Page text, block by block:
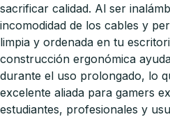
sacrificar calidad. Al ser
incomodidad de los cables y
limpia y ordenada en tu
construcción ergonómica
durante el uso prolongado, lo
excelente aliada para gamers
estudiantes, profesionales y